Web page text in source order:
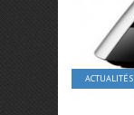
ACTUALITÉS